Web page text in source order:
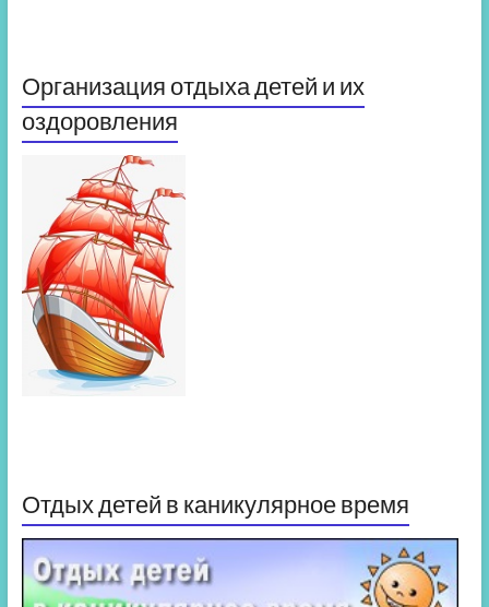
Организация отдыха детей и их
оздоровления
Отдых детей в каникулярное время